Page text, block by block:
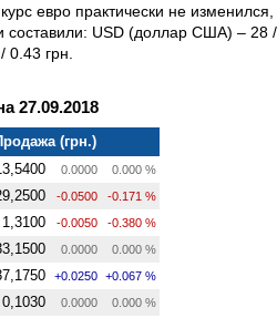
евро практически не изменился,
USD (доллар США) – 28 /
0.43 грн.
27.09.2018
(грн.)
0.0000 0.000 %
-0.0500 -0.171 %
1,3100 -0.0050 -0.380 %
0.0000 0.000 %
+0.0250 +0.067 %
0,1030 0.0000 0.000 %